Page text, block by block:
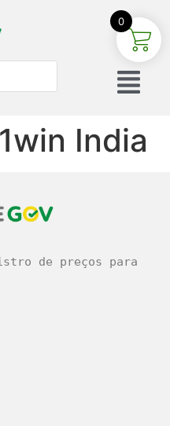
1win India
de preços para
0